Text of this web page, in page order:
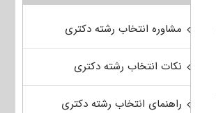
مشاوره انتخاب رشته دکتری
نکات انتخاب رشته دکتری
راهنمای انتخاب رشته دکتری